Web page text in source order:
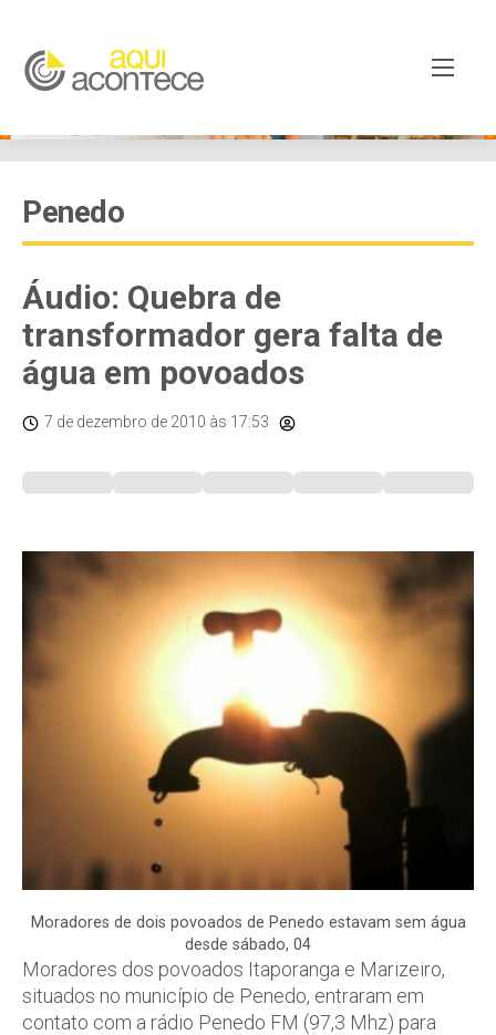
Penedo
Áudio: Quebra de
transformador gera falta de
água em povoados
7 de dezembro de 2010 às 17:53
Moradores de dois povoados de Penedo estavam sem água
desde sábado, 04
Moradores dos povoados Itaporanga e Marizeiro,
situados no município de Penedo, entraram em
contato com a rádio Penedo FM (97,3 Mhz) para